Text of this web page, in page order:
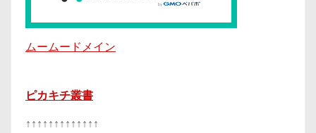
ムームードメイン
ピカキチ叢書
↑↑↑↑↑↑↑↑↑↑↑↑↑